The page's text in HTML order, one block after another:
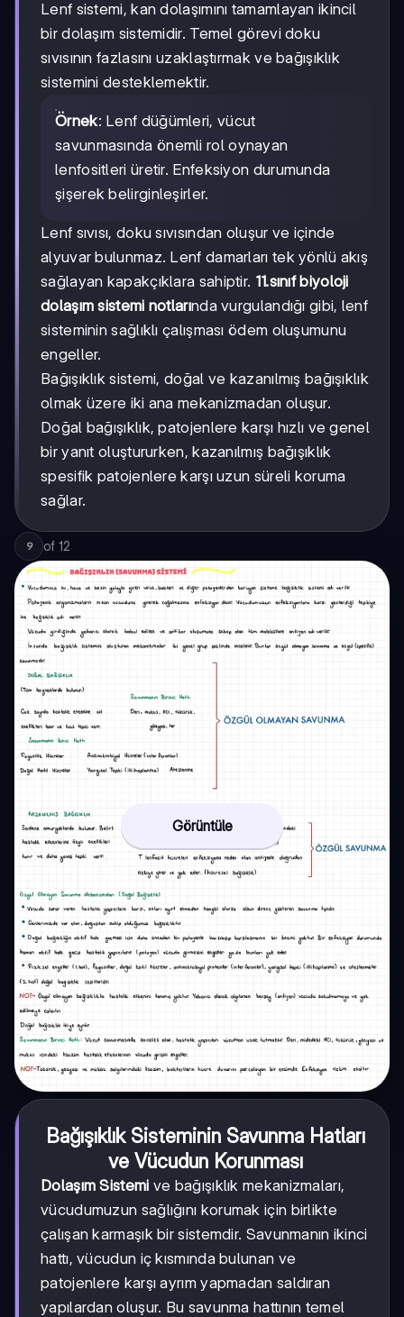
Lenf sistemi, kan dolaşımını tamamlayan ikincil
bir dolaşım sistemidir. Temel görevi doku
sıvısının fazlasını uzaklaştırmak ve bağışıklık
sistemini desteklemektir.
Örnek: Lenf düğümleri, vücut
savunmasında önemli rol oynayan
lenfositleri üretir. Enfeksiyon durumunda
şişerek belirginleşirler.
Lenf sıvısı, doku sıvısından oluşur ve içinde
alyuvar bulunmaz. Lenf damarları tek yönlü akış
sağlayan kapakçıklara sahiptir. 11.sınıf biyoloji
dolaşım sistemi notlarında vurgulandığı gibi, lenf
sisteminin sağlıklı çalışması ödem oluşumunu
engeller.
Bağışıklık sistemi, doğal ve kazanılmış bağışıklık
olmak üzere iki ana mekanizmadan oluşur.
Doğal bağışıklık, patojenlere karşı hızlı ve genel
bir yanıt oluştururken, kazanılmış bağışıklık
spesifik patojenlere karşı uzun süreli koruma
sağlar.
9 of 12
Görüntüle
Bağışıklık Sisteminin Savunma Hatları
ve Vücudun Korunması
Dolaşım Sistemi ve bağışıklık mekanizmaları,
vücudumuzun sağlığını korumak için birlikte
çalışan karmaşık bir sistemdir. Savunmanın ikinci
hattı, vücudun iç kısmında bulunan ve
patojenlere karşı ayrım yapmadan saldıran
yapılardan oluşur. Bu savunma hattının temel